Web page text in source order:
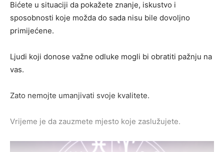
Bićete u situaciji da pokažete znanje, iskustvo i
sposobnosti koje možda do sada nisu bile dovoljno
primijećene.
Ljudi koji donose važne odluke mogli bi obratiti pažnju na
vas.
Zato nemojte umanjivati svoje kvalitete.
Vrijeme je da zauzmete mjesto koje zaslužujete.